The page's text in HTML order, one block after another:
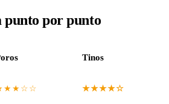
punto por punto
Tinos
★★★★☆